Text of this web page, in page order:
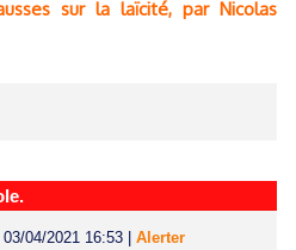
sur la laïcité, par Nicolas
03/04/2021 16:53 Alerter